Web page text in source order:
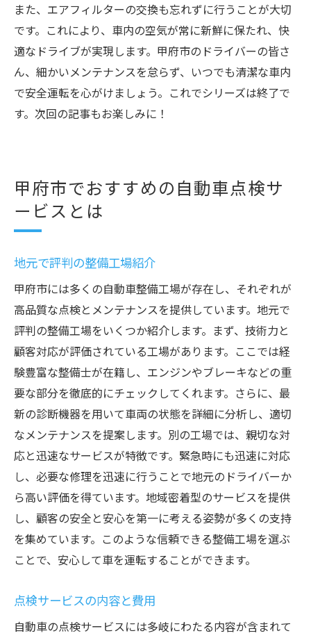
また、エアフィルターの交換も忘れずに行うことが大切
です。これにより、車内の空気が常に新鮮に保たれ、快
適なドライブが実現します。甲府市のドライバーの皆さ
ん、細かいメンテナンスを怠らず、いつでも清潔な車内
で安全運転を心がけましょう。これでシリーズは終了で
す。次回の記事もお楽しみに！
甲府市でおすすめの自動車点検サ
ービスとは
地元で評判の整備工場紹介
甲府市には多くの自動車整備工場が存在し、それぞれが
高品質な点検とメンテナンスを提供しています。地元で
評判の整備工場をいくつか紹介します。まず、技術力と
顧客対応が評価されている工場があります。ここでは経
験豊富な整備士が在籍し、エンジンやブレーキなどの重
要な部分を徹底的にチェックしてくれます。さらに、最
新の診断機器を用いて車両の状態を詳細に分析し、適切
なメンテナンスを提案します。別の工場では、親切な対
応と迅速なサービスが特徴です。緊急時にも迅速に対応
し、必要な修理を迅速に行うことで地元のドライバーか
ら高い評価を得ています。地域密着型のサービスを提供
し、顧客の安全と安心を第一に考える姿勢が多くの支持
を集めています。このような信頼できる整備工場を選ぶ
ことで、安心して車を運転することができます。
点検サービスの内容と費用
自動車の点検サービスには多岐にわたる内容が含まれて